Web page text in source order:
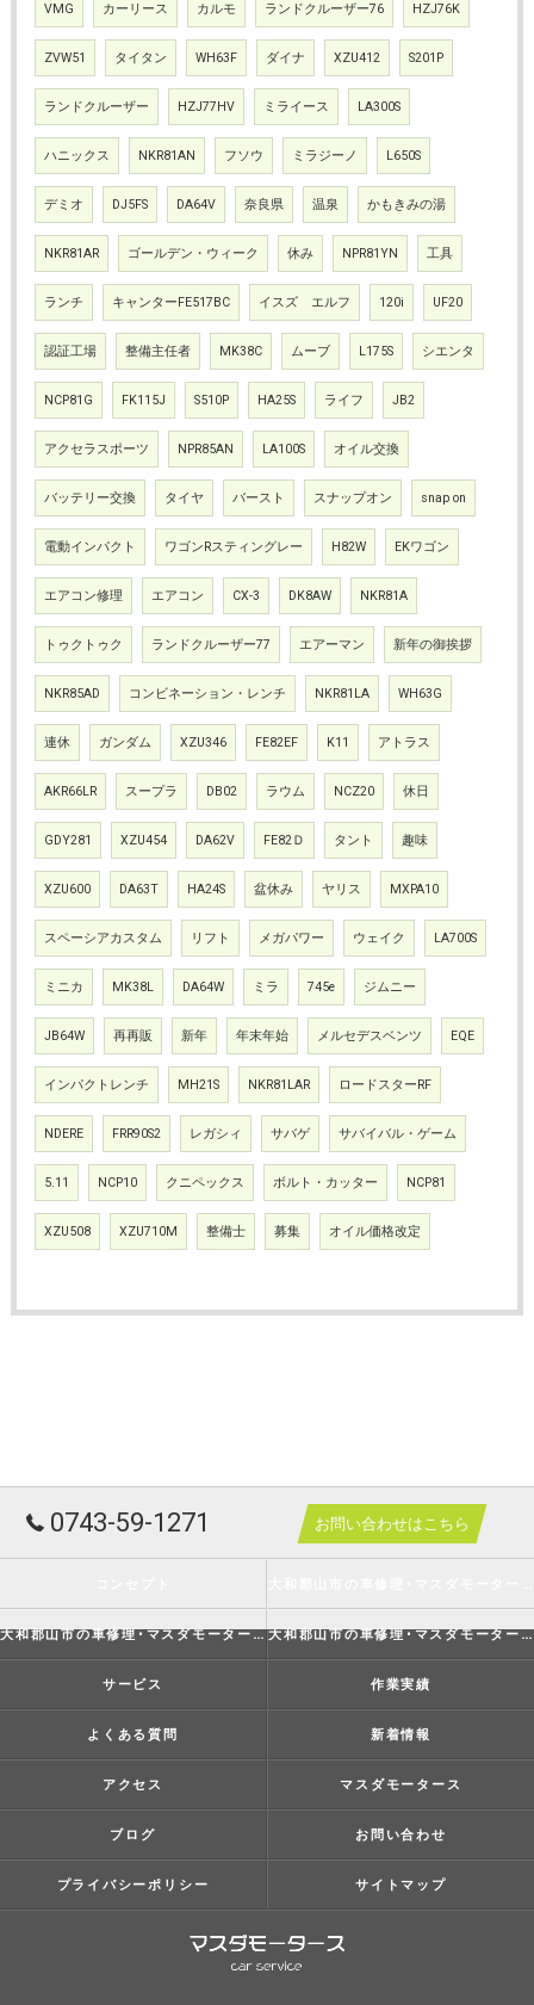
VMG カーリース カルモ ランドクルーザー76 HZJ76K
ZVW51 タイタン WH63F ダイナ XZU412 S201P
ランドクルーザー HZJ77HV ミライース LA300S
ハニックス NKR81AN フソウ ミラジーノ L650S
デミオ DJ5FS DA64V 奈良県 温泉 かもきみの湯
NKR81AR ゴールデン・ウィーク 休み NPR81YN 工具
ランチ キャンターFE517BC イスズ エルフ 120i UF20
認証工場 整備主任者 MK38C ムーブ L175S シエンタ
NCP81G FK115J S510P HA25S ライフ JB2
アクセラスポーツ NPR85AN LA100S オイル交換
バッテリー交換 タイヤ バースト スナップオン snap on
電動インパクト ワゴンRスティングレー H82W EKワゴン
エアコン修理 エアコン CX-3 DK8AW NKR81A
トゥクトゥク ランドクルーザー77 エアーマン 新年の御挨拶
NKR85AD コンビネーション・レンチ NKR81LA WH63G
連休 ガンダム XZU346 FE82EF K11 アトラス
AKR66LR スープラ DB02 ラウム NCZ20 休日
GDY281 XZU454 DA62V FE82Ｄ タント 趣味
XZU600 DA63T HA24S 盆休み ヤリス MXPA10
スペーシアカスタム リフト メガパワー ウェイク LA700S
ミニカ MK38L DA64W ミラ 745e ジムニー
JB64W 再再販 新年 年末年始 メルセデスベンツ EQE
インパクトレンチ MH21S NKR81LAR ロードスターRF
NDERE FRR90S2 レガシィ サバゲ サバイバル・ゲーム
5.11 NCP10 クニペックス ボルト・カッター NCP81
XZU508 XZU710M 整備士 募集 オイル価格改定
0743-59-1271 お問い合わせはこちら
大和郡山市の車修理･マスダモータースの評判 大和郡山市の車修理･マスダモータースのお客様の声
サービス 作業実績
よくある質問 新着情報
アクセス マスダモータース
ブログ お問い合わせ
プライバシーポリシー サイトマップ